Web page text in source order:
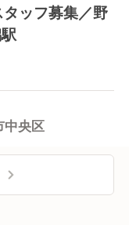
タッフ募集／野
中央区